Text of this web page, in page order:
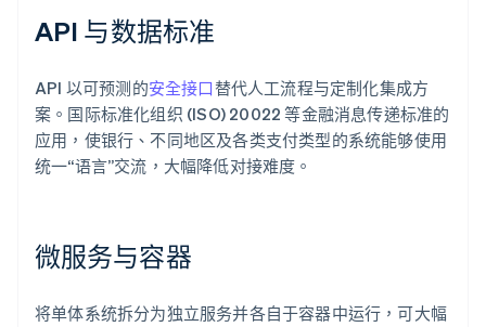
API 与数据标准
API 以可预测的安全接口替代人工流程与定制化集成方
案。国际标准化组织 (ISO) 20022 等金融消息传递标准的
应用，使银行、不同地区及各类支付类型的系统能够使用
统一“语言”交流，大幅降低对接难度。
微服务与容器
将单体系统拆分为独立服务并各自于容器中运行，可大幅